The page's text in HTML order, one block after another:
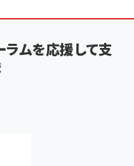
ラムを応援して支